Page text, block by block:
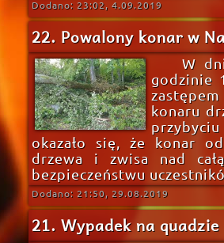
Dodano: 23:02, 4.09.2019
22. Powalony konar w
W
godzinie
konaru
okazało się, że konar
drzewa i zwisa nad
bezpieczeństwu
Dodano: 21:50, 29.08.2019
21. Wypadek na